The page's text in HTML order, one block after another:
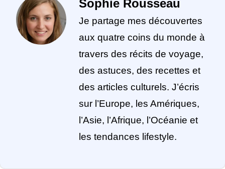
Sophie Rousseau
Je partage mes découvertes
aux quatre coins du monde à
travers des récits de voyage,
des astuces, des recettes et
des articles culturels. J’écris
sur l’Europe, les Amériques,
l’Asie, l’Afrique, l’Océanie et
les tendances lifestyle.